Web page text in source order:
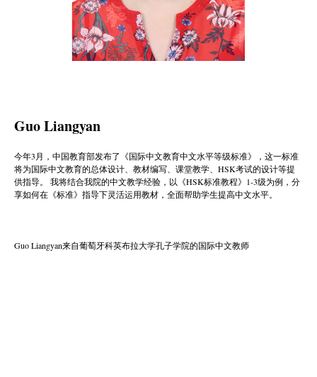
Guo Liangyan
今年3月，中国教育部发布了《国际中文教育中文水平等级标准》，这一标准
将为国际中文教育的总体设计、教材编写、课堂教学、HSK考试的设计等提
供指导。 我将结合我院的中文教学经验，以《HSK标准教程》1-3级为例，分
享如何在《标准》指导下灵活运用教材，全面帮助学生提高中文水平。
Guo Liangyan来自葡萄牙科英布拉大学孔子学院的国际中文教师